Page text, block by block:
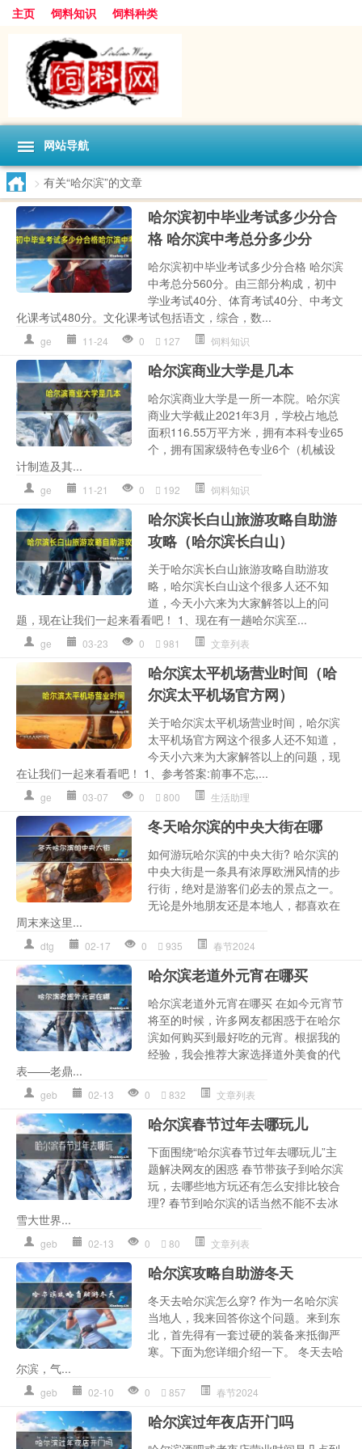
主页 饲料知识 饲料种类
网站导航
> 有关“哈尔滨”的文章
哈尔滨初中毕业考试多少分合
格 哈尔滨中考总分多少分
哈尔滨初中毕业考试多少分合格 哈尔滨
中考总分560分。由三部分构成，初中
学业考试40分、体育考试40分、中考文
化课考试480分。文化课考试包括语文，综合，数...
ge 11-24 0 127 饲料知识
哈尔滨商业大学是几本
哈尔滨商业大学是一所一本院。哈尔滨
商业大学截止2021年3月，学校占地总
面积116.55万平方米，拥有本科专业65
个，拥有国家级特色专业6个（机械设
计制造及其...
ge 11-21 0 192 饲料知识
哈尔滨长白山旅游攻略自助游
攻略（哈尔滨长白山）
关于哈尔滨长白山旅游攻略自助游攻
略，哈尔滨长白山这个很多人还不知
道，今天小六来为大家解答以上的问
题，现在让我们一起来看看吧！ 1、现在有一趟哈尔滨至...
ge 03-23 0 981 文章列表
哈尔滨太平机场营业时间（哈
尔滨太平机场官方网）
关于哈尔滨太平机场营业时间，哈尔滨
太平机场官方网这个很多人还不知道，
今天小六来为大家解答以上的问题，现
在让我们一起来看看吧！ 1、参考答案:前事不忘,...
ge 03-07 0 800 生活助理
冬天哈尔滨的中央大街在哪
如何游玩哈尔滨的中央大街? 哈尔滨的
中央大街是一条具有浓厚欧洲风情的步
行街，绝对是游客们必去的景点之一。
无论是外地朋友还是本地人，都喜欢在
周末来这里...
dtg 02-17 0 935 春节2024
哈尔滨老道外元宵在哪买
哈尔滨老道外元宵在哪买 在如今元宵节
将至的时候，许多网友都困惑于在哈尔
滨如何购买到最好吃的元宵。根据我的
经验，我会推荐大家选择道外美食的代
表——老鼎...
geb 02-13 0 832 文章列表
哈尔滨春节过年去哪玩儿
下面围绕“哈尔滨春节过年去哪玩儿”主
题解决网友的困惑 春节带孩子到哈尔滨
玩，去哪些地方玩还有怎么安排比较合
理? 春节到哈尔滨的话当然不能不去冰
雪大世界...
geb 02-13 0 80 文章列表
哈尔滨攻略自助游冬天
冬天去哈尔滨怎么穿? 作为一名哈尔滨
当地人，我来回答你这个问题。来到东
北，首先得有一套过硬的装备来抵御严
寒。下面为您详细介绍一下。 冬天去哈
尔滨，气...
geb 02-10 0 857 春节2024
哈尔滨过年夜店开门吗